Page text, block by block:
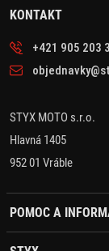
KONTAKT
+421 905 203
STYX MOTO s.r.o.
Hlavná 1405
952 01 Vráble
POMOC A